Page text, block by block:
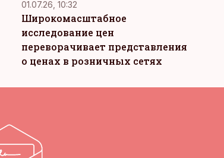
01.07.26, 10:32
Широкомасштабное
исследование цен
переворачивает представления
о ценах в розничных сетях